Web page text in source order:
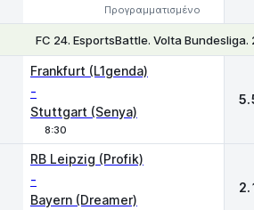
Προγραμματισμένο
FC 24. EsportsBattle. Volta Bundesliga.
Frankfurt (L1genda)
-
Stuttgart (Senya)
8:30
RB Leipzig (Profik)
-
Bayern (Dreamer)